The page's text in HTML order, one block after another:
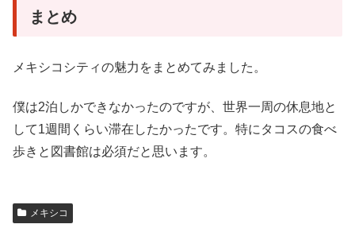
まとめ
メキシコシティの魅力をまとめてみました。
僕は2泊しかできなかったのですが、世界一周の休息地と
して1週間くらい滞在したかったです。特にタコスの食べ
歩きと図書館は必須だと思います。
メキシコ